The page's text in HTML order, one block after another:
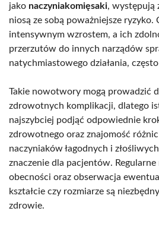
jako naczyniakomięsaki, występują
niosą ze sobą poważniejsze ryzyko.
intensywnym wzrostem, a ich
przerzutów do innych narządów
natychmiastowego działania,
Takie nowotwory mogą prowadzić
zdrowotnych komplikacji, dlatego
najszybciej podjąć odpowiednie
zdrowotnego oraz znajomość
naczyniaków łagodnych i
znaczenie dla pacjentów.
obecności oraz obserwacja
kształcie czy rozmiarze są
zdrowie.